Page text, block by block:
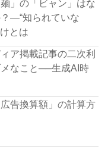
」の「ビャン」はな
―“知られていな
とは
ア掲載記事の二次利
なこと──生成AI時
告換算額」の計算方